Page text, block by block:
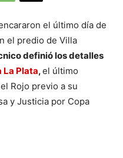
el último día de
el predio de Villa
definió los detalles
La Plata,el último
Rojo previo a su
y Justicia por Copa